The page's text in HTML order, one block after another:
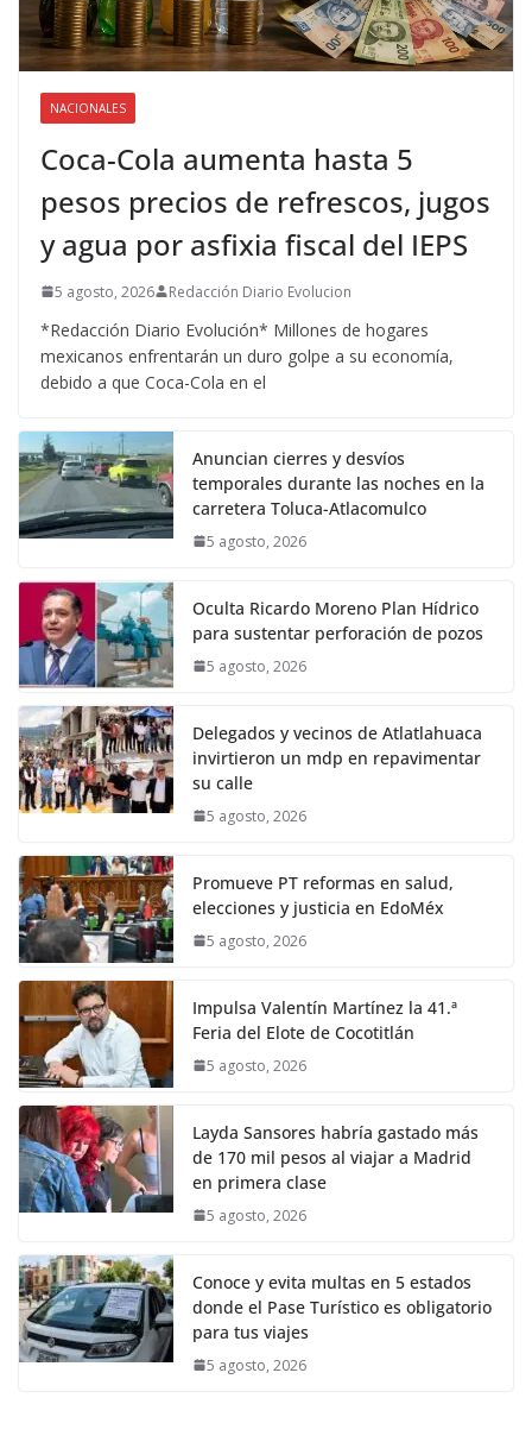
NACIONALES
Coca-Cola aumenta hasta 5
pesos precios de refrescos, jugos
y agua por asfixia fiscal del IEPS
5 agosto, 2026 Redacción Diario Evolucion
*Redacción Diario Evolución* Millones de hogares
mexicanos enfrentarán un duro golpe a su economía,
debido a que Coca-Cola en el
Anuncian cierres y desvíos
temporales durante las noches en la
carretera Toluca-Atlacomulco
5 agosto, 2026
Oculta Ricardo Moreno Plan Hídrico
para sustentar perforación de pozos
5 agosto, 2026
Delegados y vecinos de Atlatlahuaca
invirtieron un mdp en repavimentar
su calle
5 agosto, 2026
Promueve PT reformas en salud,
elecciones y justicia en EdoMéx
5 agosto, 2026
Impulsa Valentín Martínez la 41.ª
Feria del Elote de Cocotitlán
5 agosto, 2026
Layda Sansores habría gastado más
de 170 mil pesos al viajar a Madrid
en primera clase
5 agosto, 2026
Conoce y evita multas en 5 estados
donde el Pase Turístico es obligatorio
para tus viajes
5 agosto, 2026